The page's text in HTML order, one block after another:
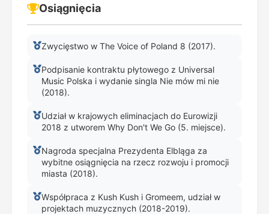
Osiągnięcia
Zwycięstwo w The Voice of Poland 8 (2017).
Podpisanie kontraktu płytowego z Universal
Music Polska i wydanie singla Nie mów mi nie
(2018).
Udział w krajowych eliminacjach do Eurowizji
2018 z utworem Why Don't We Go (5. miejsce).
Nagroda specjalna Prezydenta Elbląga za
wybitne osiągnięcia na rzecz rozwoju i promocji
miasta (2018).
Współpraca z Kush Kush i Gromeem, udział w
projektach muzycznych (2018-2019).